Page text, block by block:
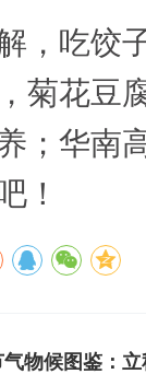
，吃饺
菊花豆
；华南
！
气物候图鉴：